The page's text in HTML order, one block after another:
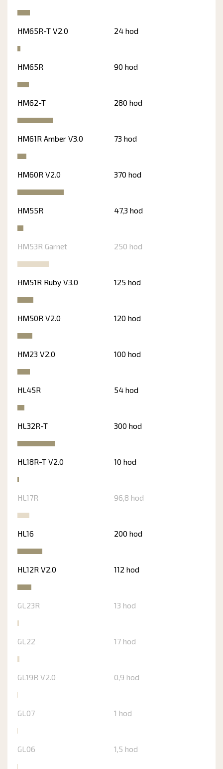
HM65R-T V2.0 24 hod
HM65R 90 hod
HM62-T 280 hod
HM61R Amber V3.0 73 hod
HM60R V2.0 370 hod
HM55R 47,3 hod
HM53R Garnet 250 hod
HM51R Ruby V3.0 125 hod
HM50R V2.0 120 hod
HM23 V2.0 100 hod
HL45R 54 hod
HL32R-T 300 hod
HL18R-T V2.0 10 hod
HL17R 96,8 hod
HL16 200 hod
HL12R V2.0 112 hod
GL23R 13 hod
GL22 17 hod
GL19R V2.0 0,9 hod
GL07 1 hod
GL06 1,5 hod